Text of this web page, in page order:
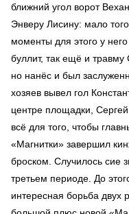
ближний угол ворот
Энверу Лисину: мало
моменты для этого у
буллит, так ещё и травму
но нанёс и был
хозяев вывел гол
центре площадки,
всё для того, чтобы
«Магнитки» завершил
броском. Случилось сие
третьем периоде. До
интересная борьба двух